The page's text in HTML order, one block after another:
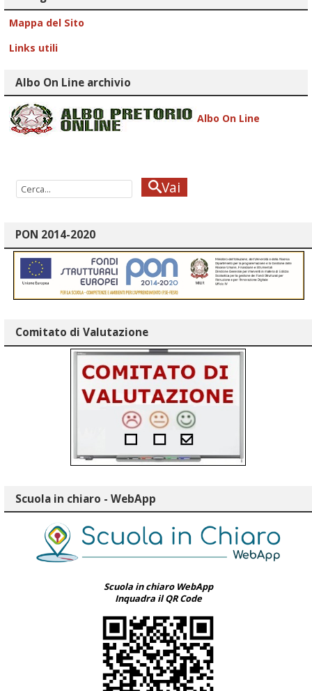
Mappa del Sito
Links utili
Albo On Line archivio
Albo On Line
Vai
PON 2014-2020
Comitato di Valutazione
Scuola in chiaro - WebApp
Scuola in chiaro WebApp
Inquadra il QR Code